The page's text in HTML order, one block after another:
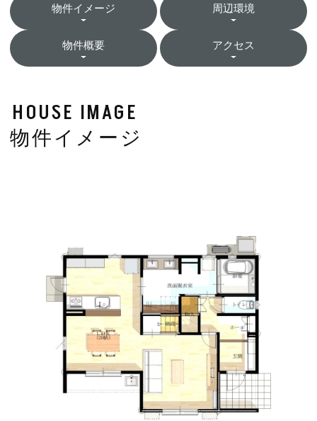
物件イメージ 周辺環境
物件概要 アクセス
HOUSE IMAGE
物件イメージ